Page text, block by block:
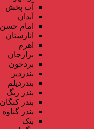
آب پخش
آبدان
امام حسن
انارستان
اهرم
برازجان
بردخون
بندردیر
بندردیلم
بندر ریگ
بندر کنگان
بندر گناوه
بنک